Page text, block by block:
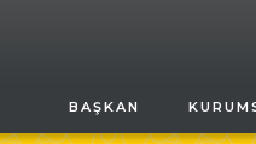
BAŞKAN